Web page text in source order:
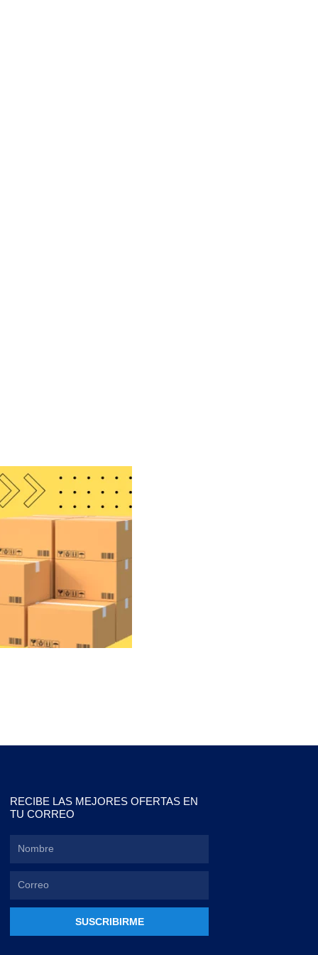
RECIBE LAS MEJORES OFERTAS EN
TU CORREO
SUSCRIBIRME